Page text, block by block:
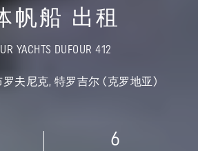
帆船 出租
YACHTS DUFOUR 412
罗夫尼克, 特罗吉尔 (克罗地亚)
6